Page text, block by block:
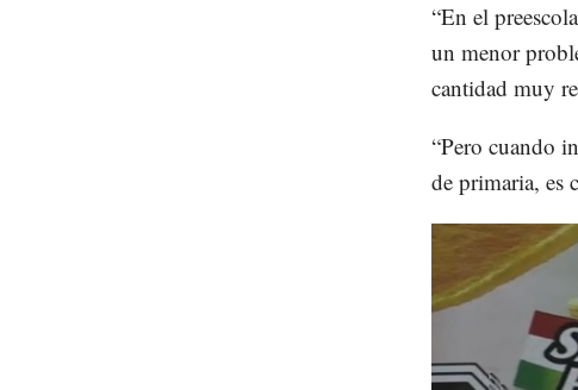
“En el
un menor
cantidad muy
“Pero cuando
de primaria, es